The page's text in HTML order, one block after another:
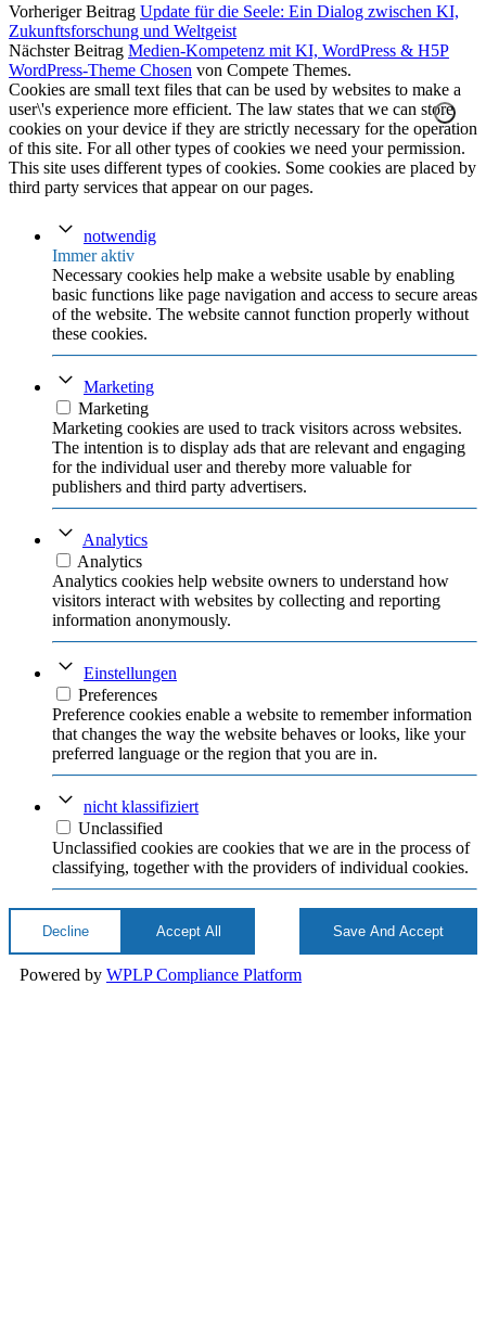
Vorheriger Beitrag Update für die Seele: Ein Dialog zwischen KI,
Zukunftsforschung und Weltgeist
Nächster Beitrag Medien-Kompetenz mit KI, WordPress & H5P
WordPress-Theme Chosen von Compete Themes.
Cookies are small text files that can be used by websites to make a
user\'s experience more efficient. The law states that we can store
cookies on your device if they are strictly necessary for the operation
of this site. For all other types of cookies we need your permission.
This site uses different types of cookies. Some cookies are placed by
third party services that appear on our pages.
notwendig
Immer aktiv
Necessary cookies help make a website usable by enabling
basic functions like page navigation and access to secure areas
of the website. The website cannot function properly without
these cookies.
Marketing
Marketing
Marketing cookies are used to track visitors across websites.
The intention is to display ads that are relevant and engaging
for the individual user and thereby more valuable for
publishers and third party advertisers.
Analytics
Analytics
Analytics cookies help website owners to understand how
visitors interact with websites by collecting and reporting
information anonymously.
Einstellungen
Preferences
Preference cookies enable a website to remember information
that changes the way the website behaves or looks, like your
preferred language or the region that you are in.
nicht klassifiziert
Unclassified
Unclassified cookies are cookies that we are in the process of
classifying, together with the providers of individual cookies.
Decline Accept All Save And Accept
Powered by WPLP Compliance Platform